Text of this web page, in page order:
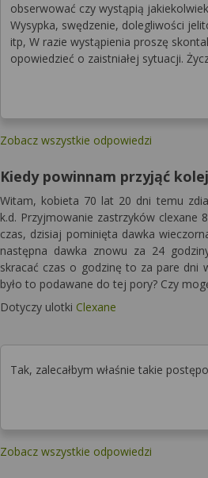
obserwować czy wystąpią
Wysypka, swędzenie, dolegliwości
itp, W razie wystąpienia proszę
opowiedzieć o zaistniałej sytuacji.
Zobacz wszystkie odpowiedzi
Kiedy powinnam przyjąć
Witam, kobieta 70 lat 20 dni temu
k.d. Przyjmowanie zastrzyków clexane
czas, dzisiaj pominięta dawka
następna dawka znowu za 24
skracać czas o godzinę to za pare dni
było to podawane do tej pory? Czy
Dotyczy ulotki Clexane
Tak, zalecałbym właśnie takie
Zobacz wszystkie odpowiedzi